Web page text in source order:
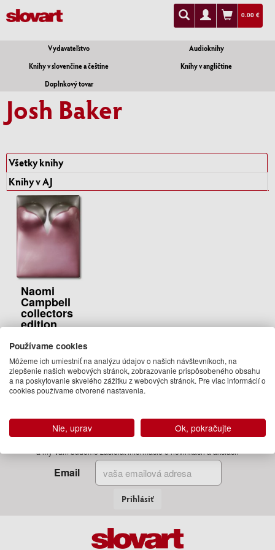
0.00 €
Vydavateľstvo
Audioknihy
Knihy v slovenčine a češtine
Knihy v angličtine
Doplnkový tovar
Josh Baker
Všetky knihy
Knihy v AJ
Naomi
Campbell
collectors
edition
Allen Jones
2 500.00 €
Na sklade
Zadajte Váš email
a my Vám budeme zasielať informácie o novinkách a akciách
Email
Prihlásiť
Používame cookies
Môžeme ich umiestniť na analýzu údajov o našich návštevníkoch, na
zlepšenie našich webových stránok, zobrazovanie prispôsobeného obsahu
a na poskytovanie skvelého zážitku z webových stránok. Pre viac informácií o
cookies používame otvorené nastavenia.
Nie, uprav Ok, pokračujte